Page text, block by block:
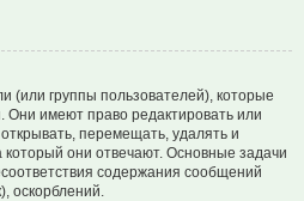
(или группы пользователей), которые
имеют право редактировать или
перемещать, удалять и
они отвечают. Основные задачи
содержания сообщений